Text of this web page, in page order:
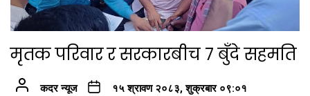
मृतक परिवार र सरकारबीच ७ बुँदे सहमति
कदर न्यूज १५ श्रावण २०८३, शुक्रबार ०९:०१